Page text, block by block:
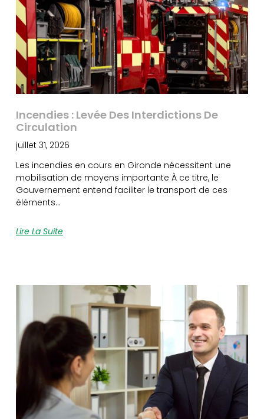
Incendies : Levée Des Interdictions De
Circulation
juillet 31, 2026
Les incendies en cours en Gironde nécessitent une
mobilisation de moyens importante À ce titre, le
Gouvernement entend faciliter le transport de ces
éléments…
Lire La Suite